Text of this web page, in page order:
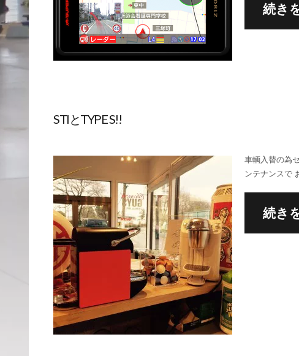
続き
STIとTYPE S!!
車輌入替の為
ンテナンスで
続き